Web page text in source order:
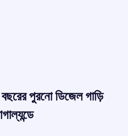
পুরনো ডিজেল গাড়ি